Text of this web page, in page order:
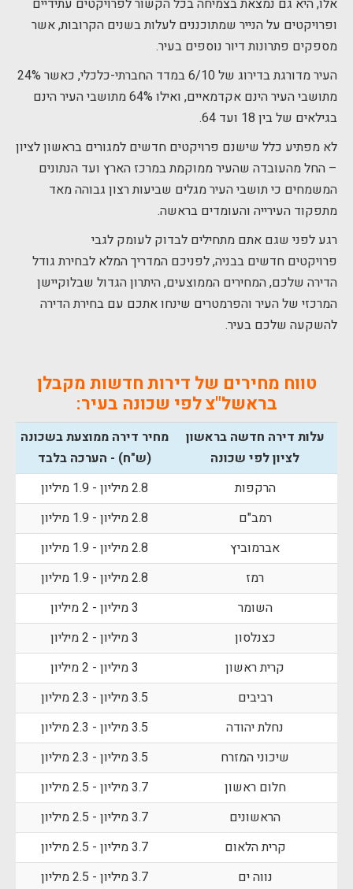
אלו, היא גם נמצאת בצמיחה בכל הקשור לפרויקטים עתידיים
ופרויקטים על הנייר שמתוכננים לעלות בשנים הקרובות, אשר
מספקים פתרונות דיור נוספים בעיר.
העיר מדורגת בדירוג של 6/10 במדד החברתי-כלכלי, כאשר 24%
מתושבי העיר הינם אקדמאיים, ואילו 64% מתושבי העיר הינם
בגילאים של בין 18 ועד 64.
לא מפתיע כלל שישנם פרויקטים חדשים למגורים בראשון לציון
– החל מהעובדה שהעיר ממוקמת במרכז הארץ ועד הנתונים
המשמחים כי תושבי העיר מגלים שביעות רצון גבוהה מאד
מתפקוד העירייה והעומדים בראשה.
רגע לפני שגם אתם מתחילים לבדוק לעומק לגבי
פרויקטים חדשים בבניה, לפניכם המדריך המלא לבחירת גודל
הדירה שלכם, המחירים הממוצעים, היתרון הגדול שבלוקיישן
המרכזי של העיר והפרמטרים שינחו אתכם עם בחירת הדירה
להשקעה שלכם בעיר.
טווח מחירים של דירות חדשות מקבלן
בראשל"צ לפי שכונה בעיר:
עלות דירה חדשה בראשון
לציון לפי שכונה
מחיר דירה ממוצעת בשכונה
(ש"ח) - הערכה בלבד
הרקפות
2.8 מיליון - 1.9 מיליון
רמב"ם
2.8 מיליון - 1.9 מיליון
אברמוביץ
2.8 מיליון - 1.9 מיליון
רמז
2.8 מיליון - 1.9 מיליון
השומר
3 מיליון - 2 מיליון
כצנלסון
3 מיליון - 2 מיליון
קרית ראשון
3 מיליון - 2 מיליון
רביבים
3.5 מיליון - 2.3 מיליון
נחלת יהודה
3.5 מיליון - 2.3 מיליון
שיכוני המזרח
3.5 מיליון - 2.3 מיליון
חלום ראשון
3.7 מיליון - 2.5 מיליון
הראשונים
3.7 מיליון - 2.5 מיליון
קרית הלאום
3.7 מיליון - 2.5 מיליון
נווה ים
3.7 מיליון - 2.5 מיליון